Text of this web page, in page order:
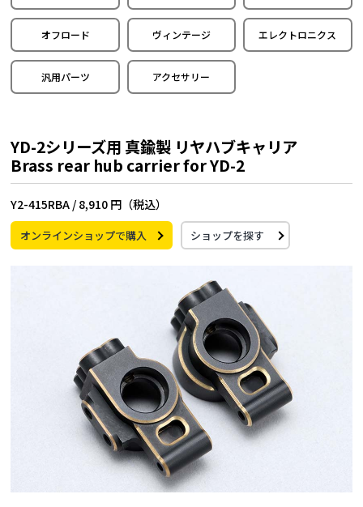
オフロード ヴィンテージ エレクトロニクス
汎用パーツ アクセサリー
YD-2シリーズ用 真鍮製 リヤハブキャリア
Brass rear hub carrier for YD-2
Y2-415RBA / 8,910 円（税込）
オンラインショップで購入 ショップを探す